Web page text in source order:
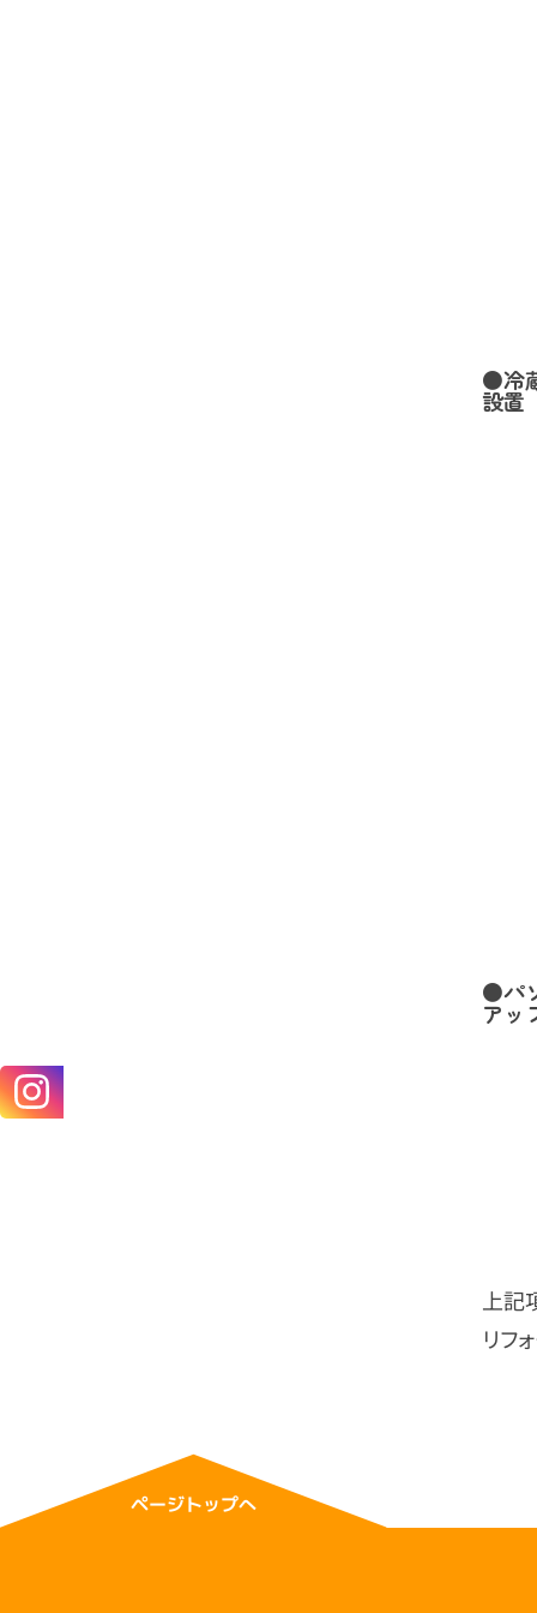
●冷
設置
●パ
アッ
上記
リフ
ページトップへ